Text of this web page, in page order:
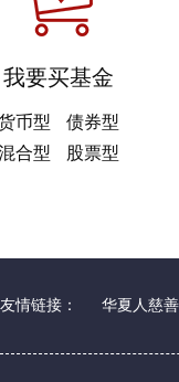
我要买基金
币型
债券型
合型
股票型
友情链接： 华夏人慈